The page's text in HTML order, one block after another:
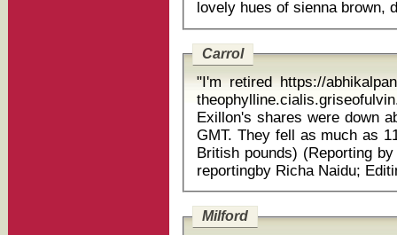
Carrol
"I'm retired https://
Exillon's shares were down
GMT. They fell as much as
British pounds) (Reporting
Milford